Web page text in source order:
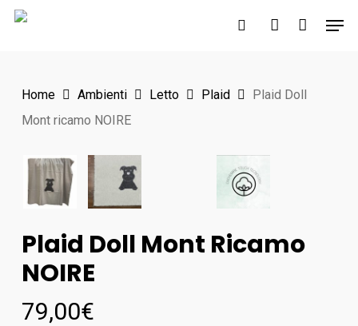
Skip
search account
Home Ambienti Letto Plaid
Plaid Doll
Mont ricamo NOIRE
Plaid Doll Mont Ricamo
NOIRE
79,00€